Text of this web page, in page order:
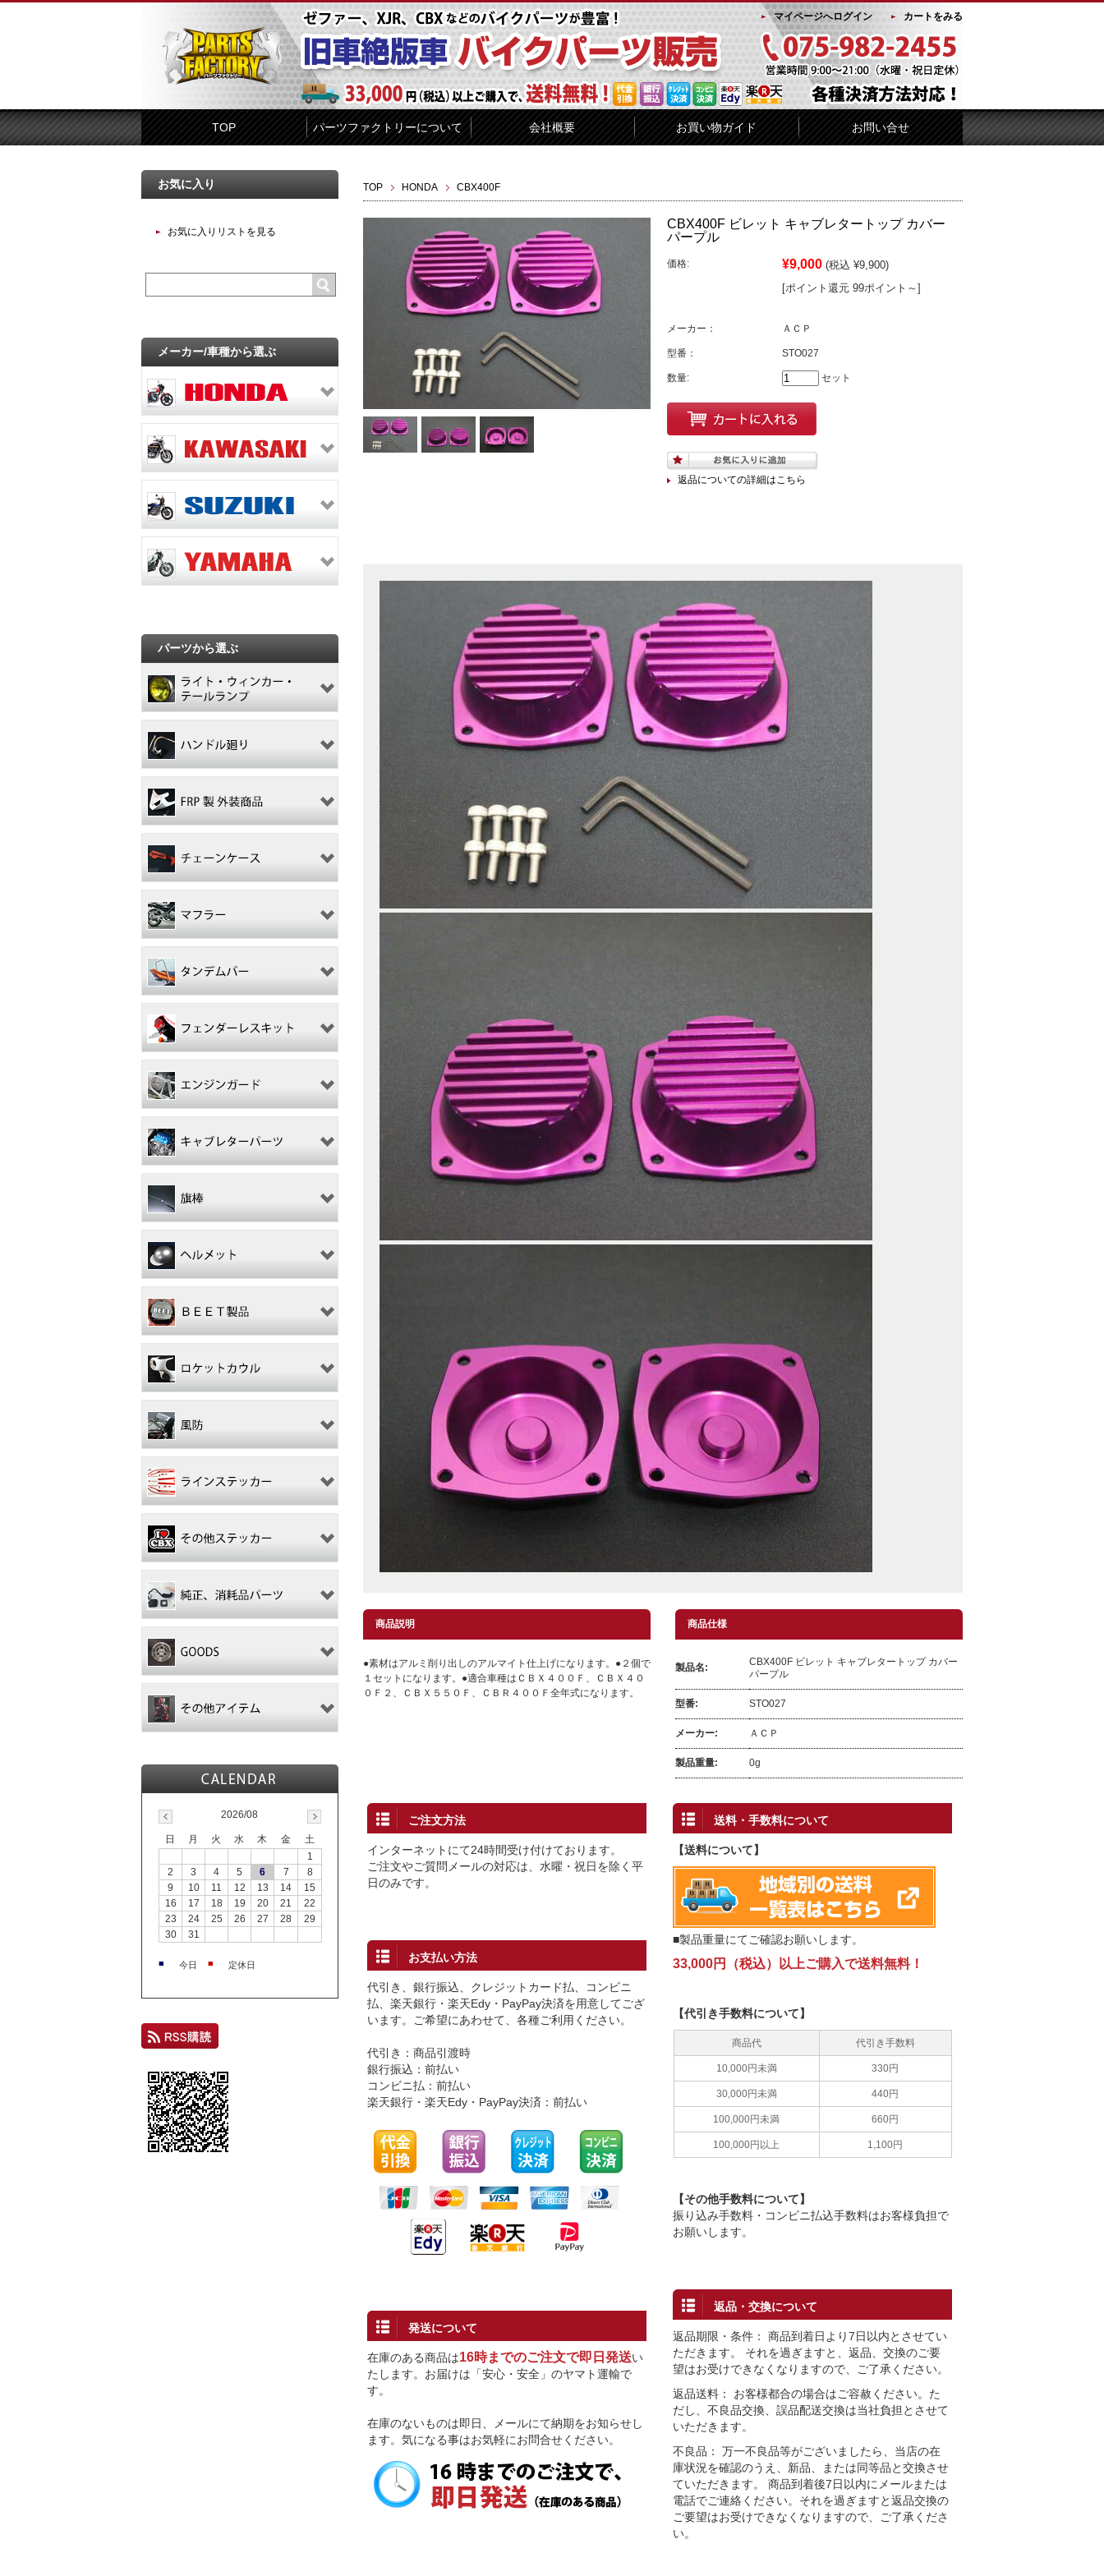
マイページへログイン カートをみる
TOP パーツファクトリーについて 会社概要 お買い物ガイド お問い合せ
TOP HONDA CBX400F
CBX400F ビレット キャブレタートップ カバー
パープル
価格: ¥9,000 (税込 ¥9,900)
[ポイント還元 99ポイント～]
メーカー： ＡＣＰ
型番： STO027
数量: セット
返品についての詳細はこちら
商品説明
●素材はアルミ削り出しのアルマイト仕上げになります。●２個で
１セットになります。●適合車種はＣＢＸ４００Ｆ、ＣＢＸ４０
０Ｆ２、ＣＢＸ５５０Ｆ、ＣＢＲ４００Ｆ全年式になります。
商品仕様
製品名:
CBX400F ビレット キャブレタートップ カバー
パープル
型番: STO027
メーカー: ＡＣＰ
製品重量: 0g
ご注文方法
インターネットにて24時間受け付けております。
ご注文やご質問メールの対応は、水曜・祝日を除く平
日のみです。
お支払い方法
代引き、銀行振込、クレジットカード払、コンビニ
払、楽天銀行・楽天Edy・PayPay決済を用意してござ
います。ご希望にあわせて、各種ご利用ください。
代引き：商品引渡時
銀行振込：前払い
コンビニ払：前払い
楽天銀行・楽天Edy・PayPay決済：前払い
発送について
在庫のある商品は16時までのご注文で即日発送い
たします。お届けは「安心・安全」のヤマト運輸で
す。
在庫のないものは即日、メールにて納期をお知らせし
ます。気になる事はお気軽にお問合せください。
送料・手数料について
【送料について】
■製品重量にてご確認お願いします。
33,000円（税込）以上ご購入で送料無料！
【代引き手数料について】
商品代 代引き手数料
10,000円未満 330円
30,000円未満 440円
100,000円未満 660円
100,000円以上 1,100円
【その他手数料について】
振り込み手数料・コンビニ払込手数料はお客様負担で
お願いします。
返品・交換について
返品期限・条件： 商品到着日より7日以内とさせてい
ただきます。 それを過ぎますと、返品、交換のご要
望はお受けできなくなりますので、ご了承ください。
返品送料： お客様都合の場合はご容赦ください。た
だし、不良品交換、誤品配送交換は当社負担とさせて
いただきます。
不良品： 万一不良品等がございましたら、当店の在
庫状況を確認のうえ、新品、または同等品と交換させ
ていただきます。 商品到着後7日以内にメールまたは
電話でご連絡ください。それを過ぎますと返品交換の
ご要望はお受けできなくなりますので、ご了承くださ
い。
お気に入り
お気に入りリストを見る
メーカー/車種から選ぶ
パーツから選ぶ
2026/08
日 月 火 水 木 金
土
1
2
3 4 5 6 7
8
9
10 11 12 13 14
15
16
17 18 19 20 21
22
23
24 25 26 27 28
29
30
31
■ 今日 ■ 定休日